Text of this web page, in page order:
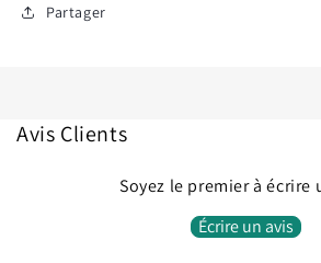
Partager
Avis Clients
Soyez le premier à écrire
Écrire un avis
Connectez-vous à votre compte
produits à votre liste de souhaits et